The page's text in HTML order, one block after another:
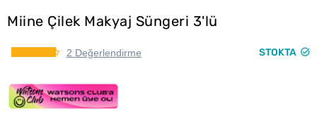
Miine Çilek Makyaj Süngeri 3'lü
2 Değerlendirme STOKTA